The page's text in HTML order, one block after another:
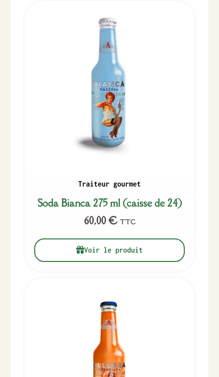
Traiteur gourmet
Soda Bianca 275 ml (caisse de 24)
60,00€ TTC
Voir le produit